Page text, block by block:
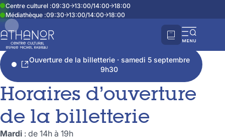
Centre culturel :09:30 13:00/14:00 18:00
Médiathèque :09:30 13:00/14:00 18:00
la
Horaires et tarifs
Partager cette page
Accueil La saison culturelle
Ouverture de la billetterie · samedi 5 septembre
9h30
Horaires d’ouverture
de la billetterie
Mardi : de 14h à 19h